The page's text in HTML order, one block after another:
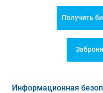
Получить
Информационная